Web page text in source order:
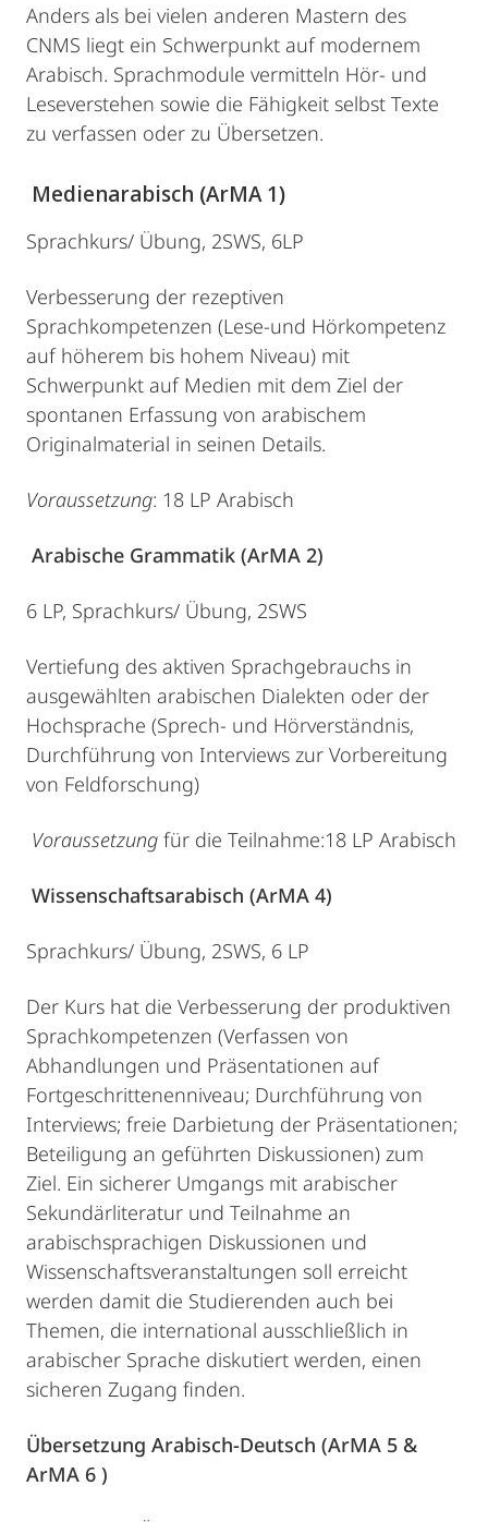
Anders als bei vielen anderen Mastern des
CNMS liegt ein Schwerpunkt auf modernem
Arabisch. Sprachmodule vermitteln Hör- und
Leseverstehen sowie die Fähigkeit selbst Texte
zu verfassen oder zu Übersetzen.
Medienarabisch (ArMA 1)
Sprachkurs/ Übung, 2SWS, 6LP
Verbesserung der rezeptiven
Sprachkompetenzen (Lese-und Hörkompetenz
auf höherem bis hohem Niveau) mit
Schwerpunkt auf Medien mit dem Ziel der
spontanen Erfassung von arabischem
Originalmaterial in seinen Details.
Voraussetzung: 18 LP Arabisch
Arabische Grammatik (ArMA 2)
6 LP, Sprachkurs/ Übung, 2SWS
Vertiefung des aktiven Sprachgebrauchs in
ausgewählten arabischen Dialekten oder der
Hochsprache (Sprech- und Hörverständnis,
Durchführung von Interviews zur Vorbereitung
von Feldforschung)
Voraussetzung für die Teilnahme:18 LP Arabisch
Wissenschaftsarabisch (ArMA 4)
Sprachkurs/ Übung, 2SWS, 6 LP
Der Kurs hat die Verbesserung der produktiven
Sprachkompetenzen (Verfassen von
Abhandlungen und Präsentationen auf
Fortgeschrittenenniveau; Durchführung von
Interviews; freie Darbietung der Präsentationen;
Beteiligung an geführten Diskussionen) zum
Ziel. Ein sicherer Umgangs mit arabischer
Sekundärliteratur und Teilnahme an
arabischsprachigen Diskussionen und
Wissenschaftsveranstaltungen soll erreicht
werden damit die Studierenden auch bei
Themen, die international ausschließlich in
arabischer Sprache diskutiert werden, einen
sicheren Zugang finden.
Übersetzung Arabisch-Deutsch (ArMA 5 &
ArMA 6 )